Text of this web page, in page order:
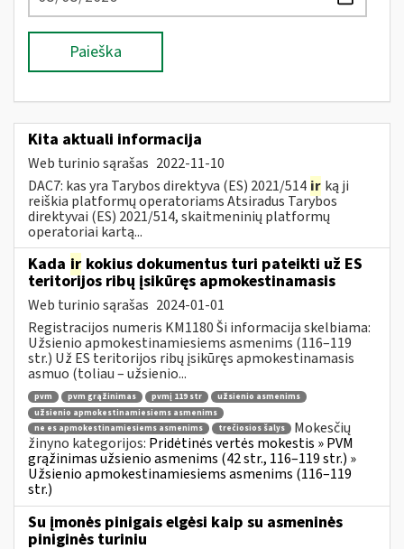
Paieška
Kita aktuali informacija
Web turinio sąrašas 2022-11-10
DAC7: kas yra Tarybos direktyva (ES) 2021/514 ir ką ji
reiškia platformų operatoriams Atsiradus Tarybos
direktyvai (ES) 2021/514, skaitmeninių platformų
operatoriai kartą...
Kada ir kokius dokumentus turi pateikti už ES
teritorijos ribų įsikūręs apmokestinamasis
Web turinio sąrašas 2024-01-01
Registracijos numeris KM1180 Ši informacija skelbiama:
Užsienio apmokestinamiesiems asmenims (116–119
str.) Už ES teritorijos ribų įsikūręs apmokestinamasis
asmuo (toliau – užsienio...
pvm pvm grąžinimas pvmį 119 str
užsienio asmenims
užsienio apmokestinamiesiems asmenims
ne es apmokestinamiesiems asmenims
trečiosios šalys
Mokesčių
žinyno kategorijos: Pridėtinės vertės mokestis » PVM
grąžinimas užsienio asmenims (42 str., 116–119 str.) »
Užsienio apmokestinamiesiems asmenims (116–119
str.)
Su įmonės pinigais elgėsi kaip su asmeninės
piniginės turiniu